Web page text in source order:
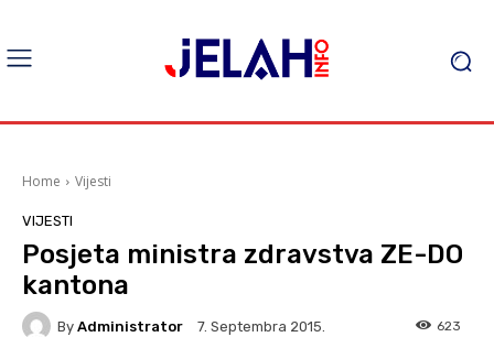
Home Vijesti
VIJESTI
Posjeta ministra zdravstva ZE-DO
kantona
By Administrator 7. Septembra 2015. 623